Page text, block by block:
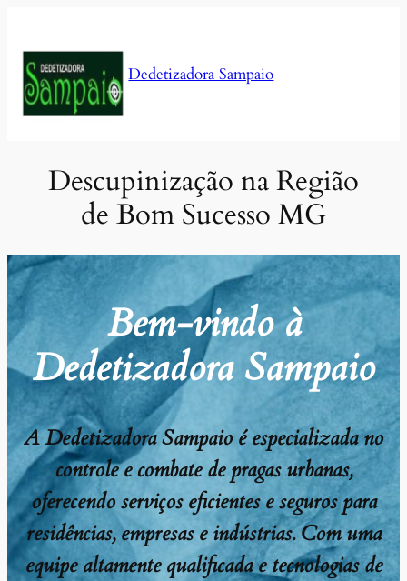
conteúdo
Dedetizadora Sampaio
Descupinização na Região
de Bom Sucesso MG
Bem-vindo à
Dedetizadora Sampaio
A Dedetizadora Sampaio é especializada no
controle e combate de pragas urbanas,
oferecendo serviços eficientes e seguros para
residências, empresas e indústrias. Com uma
equipe altamente qualificada e tecnologias de